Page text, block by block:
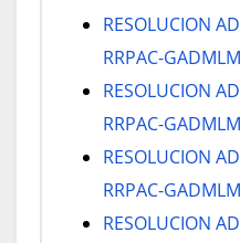
RESOLUCION
RRPAC-
RESOLUCION
RRPAC-
RESOLUCION
RRPAC-
RESOLUCION